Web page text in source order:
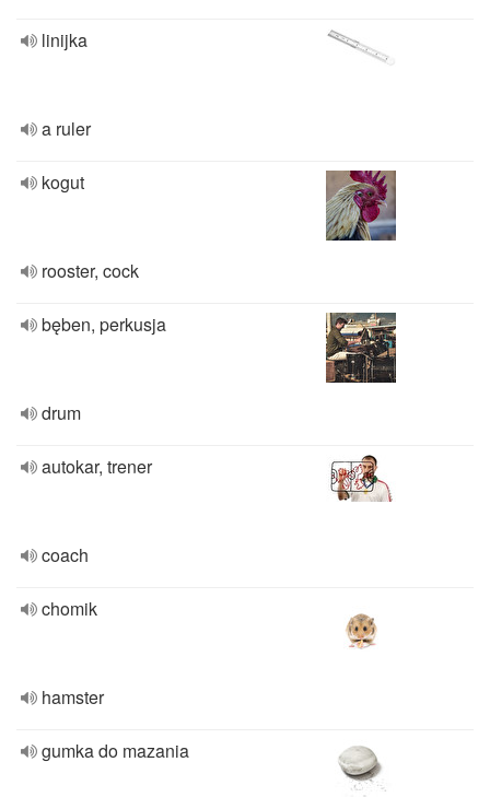
linijka
a ruler
kogut
rooster, cock
bęben, perkusja
drum
autokar, trener
coach
chomik
hamster
gumka do mazania